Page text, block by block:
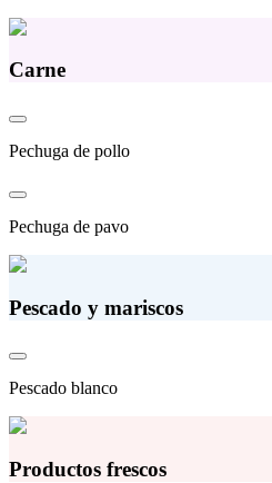
Carne
Pechuga de pollo
Pechuga de pavo
Pescado y mariscos
Pescado blanco
Productos frescos